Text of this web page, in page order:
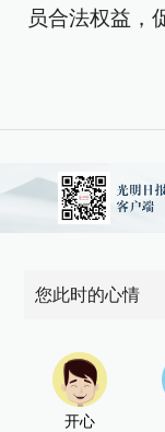
员合法权益，
您此时的心情
开心